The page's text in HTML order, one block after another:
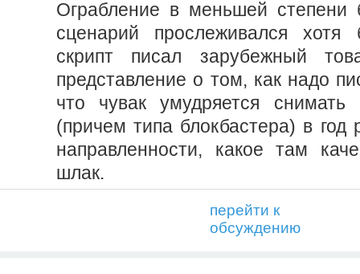
Ограбление в меньшей степени
сценарий прослеживался
скрипт писал зарубежный
представление о том, как надо
что чувак умудряется
(причем типа блокбастера) в год
направленности, какое там
шлак.
перейти к
обсуждению